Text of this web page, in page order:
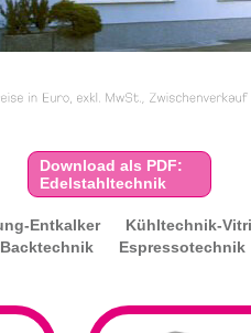
Download als PDF:
Edelstahltechnik
Entkalker
Kühltechnik-
Espressotechnik